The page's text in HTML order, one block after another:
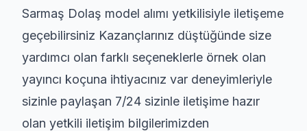
Sarmaş Dolaş model alımı yetkilisiyle iletişeme
geçebilirsiniz Kazançlarınız düştüğünde size
yardımcı olan farklı seçeneklerle örnek olan
yayıncı koçuna ihtiyacınız var deneyimleriyle
sizinle paylaşan 7/24 sizinle iletişime hazır
olan yetkili iletişim bilgilerimizden